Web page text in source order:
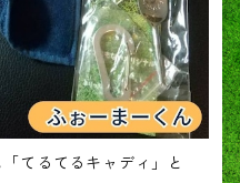
てるてるキャディ」と